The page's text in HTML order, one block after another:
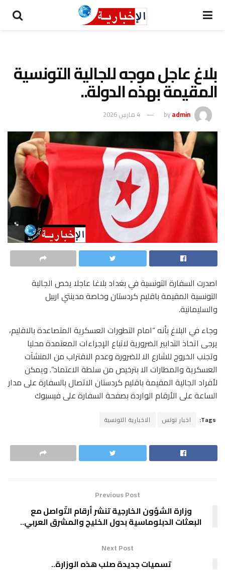
بلاغ عاجل موجه للجالية التونسية
المقيمة بهذه الدولة..
byadmin 4 مارس 2026
اصدرت السفارة التونسية في بغداد بلاغا عاجلا يخص الجالية
التونسية المقيمة باقليم كردستان وخاصة مدينتي اربيل
والسليمانية.
وجاء في البلاغ بأنه “امام التطورات العسكرية المتصاعدة بالاقليم،
يرجى اتخاذ التدابير الضرورية لاتباع الإجراءات المعتمدة محليا
وتجنب الخروج للشارع الا للضرورة وعدم الاقتراب من المنشآت
العسكرية والمطارات الا بترخيص من سلطة الاعتماد”. ويمكن
لأفراد الجالية المقيمة باقليم كردستان الاتصال بالسفارة على مدار
الساعة على الأرقام الواردة بصفحة السفارة على فيسبوك
Tags: اخبار تونس الاخبارية التونسية
Previous Post
وزارة الشؤون الخارجية تنشر أرقام التّواصل مع
البعثات الدبلوماسية بدول الخليج والمشرق العربي..
Next Post
تسميات جديدة صلب هذه الوزارة..